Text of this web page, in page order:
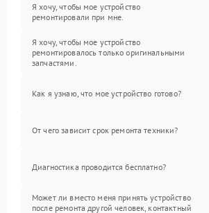
Я хочу, чтобы мое устройство
ремонтировали при мне.
Я хочу, чтобы мое устройство
ремонтировалось только оригинальными
запчастями.
Как я узнаю, что мое устройство готово?
От чего зависит срок ремонта техники?
Диагностика проводится бесплатно?
Может ли вместо меня принять устройство
после ремонта другой человек, контактный